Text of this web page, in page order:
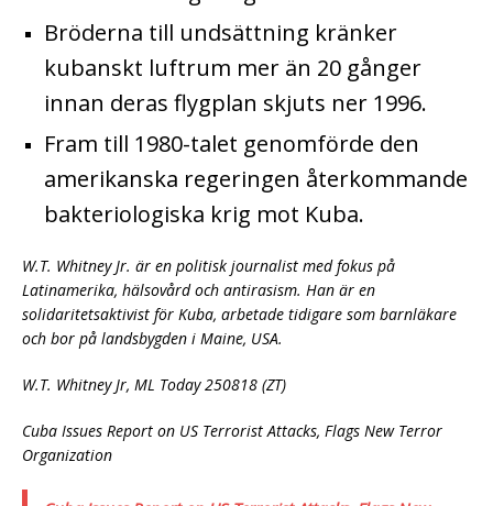
Bröderna till undsättning kränker
kubanskt luftrum mer än 20 gånger
innan deras flygplan skjuts ner 1996.
Fram till 1980-talet genomförde den
amerikanska regeringen återkommande
bakteriologiska krig mot Kuba.
W.T. Whitney Jr. är en politisk journalist med fokus på
Latinamerika, hälsovård och antirasism. Han är en
solidaritetsaktivist för Kuba, arbetade tidigare som barnläkare
och bor på landsbygden i Maine, USA.
W.T. Whitney Jr, ML Today 250818 (ZT)
Cuba Issues Report on US Terrorist Attacks, Flags New Terror
Organization